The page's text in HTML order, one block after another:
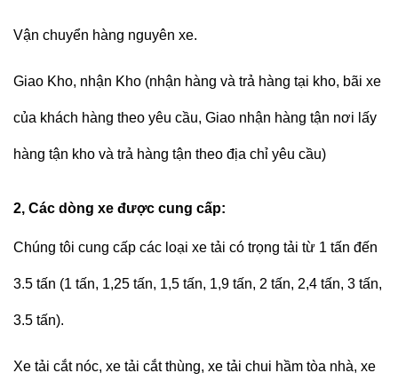
Vận chuyển hàng nguyên xe.
Giao Kho, nhận Kho (nhận hàng và trả hàng tại kho, bãi xe
của khách hàng theo yêu cầu, Giao nhận hàng tận nơi lấy
hàng tận kho và trả hàng tận theo địa chỉ yêu cầu)
2, Các dòng xe được cung cấp:
Chúng tôi cung cấp các loại xe tải có trọng tải từ 1 tấn đến
3.5 tấn (1 tấn, 1,25 tấn, 1,5 tấn, 1,9 tấn, 2 tấn, 2,4 tấn, 3 tấn,
3.5 tấn).
Xe tải cắt nóc, xe tải cắt thùng, xe tải chui hầm tòa nhà, xe